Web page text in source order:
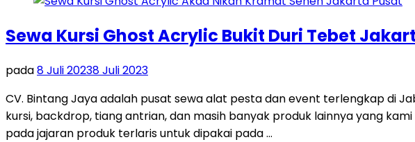
Sewa Kursi Ghost Acrylic Bukit Duri Tebet
pada8 Juli 20238 Juli 2023
CV. Bintang Jaya adalah pusat sewa alat pesta dan event terlengkap di
kursi, backdrop, tiang antrian, dan masih banyak produk lainnya yang
pada jajaran produk terlaris untuk dipakai pada …